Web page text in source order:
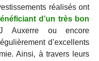
réalisés ont
d’un très bon
Auxerre ou encore
d’excellents
Ainsi, à travers leurs